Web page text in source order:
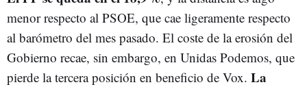
menor respecto al PSOE, que cae ligeramente respecto
al barómetro del mes pasado. El coste de la erosión del
Gobierno recae, sin embargo, en Unidas Podemos, que
pierde la tercera posición en beneficio de Vox. La